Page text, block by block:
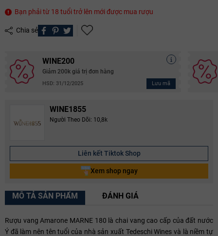
Bạn phải từ 18 tuổi trở lên mới được mua rượu
Chia sẻ
WINE200
Giảm 200k giá trị đơn hàng
HSD: 31/12/2025 Lưu mã
WINE1855
Người Theo Dõi: 10,8k
Liên kết Tiktok Shop
Xem shop ngay
MÔ TẢ SẢN PHẨM ĐÁNH GIÁ
Rượu vang Amarone MARNE 180 là chai vang cao cấp của đất nước
Ý đã làm nên tên tuổi của nhà sản xuất Tedeschi Wines và là niềm tự